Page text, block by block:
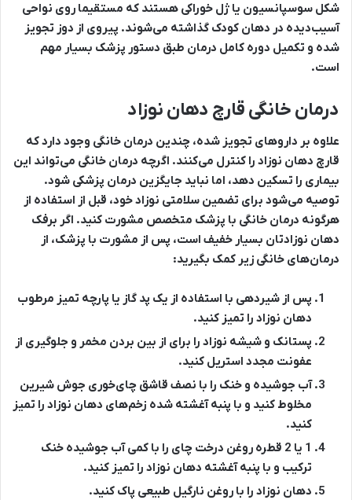
شکل سوسپانسیون یا ژل خوراکی هستند که مستقیما روی نواحی
آسیب‌دیده در دهان کودک گذاشته می‌‎شوند. پیروی از دوز تجویز
شده و تکمیل دوره کامل درمان طبق دستور پزشک بسیار مهم
است.
درمان خانگی قارچ دهان نوزاد
علاوه بر داروهای تجویز شده، چندین درمان خانگی وجود دارد که
قارچ دهان نوزاد را کنترل می‌کنند. اگرچه درمان خانگی می‌تواند این
بیماری را تسکین دهد، اما نباید جایگزین درمان پزشکی شود.
توصیه می‌شود برای تضمین سلامتی نوزاد خود، قبل از استفاده از
هرگونه درمان خانگی با پزشک متخصص مشورت کنید. اگر برفک
دهان نوزادتان بسیار خفیف است، پس از مشورت با پزشک، از
درمان‌های خانگی زیر کمک بگیرید:
پس از شیردهی با استفاده از یک پد گاز یا پارچه تمیز مرطوب
دهان نوزاد را تمیز کنید.
پستانک و شیشه نوزاد را برای از بین بردن مخمر و جلوگیری از
عفونت مجدد استریل کنید.
آب جوشیده و خنک را با نصف قاشق چای‌خوری جوش شیرین
مخلوط کنید و با پنبه آغشته شده زخم‌های دهان نوزاد را تمیز
کنید.
1 یا 2 قطره روغن درخت چای را با کمی آب جوشیده خنک
ترکیب و با پنبه آغشته دهان نوزاد را تمیز کنید.
دهان نوزاد را با روغن نارگیل طبیعی پاک کنید.